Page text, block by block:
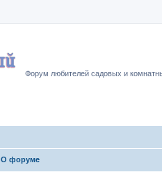
Форум любителей садовых и
О форуме